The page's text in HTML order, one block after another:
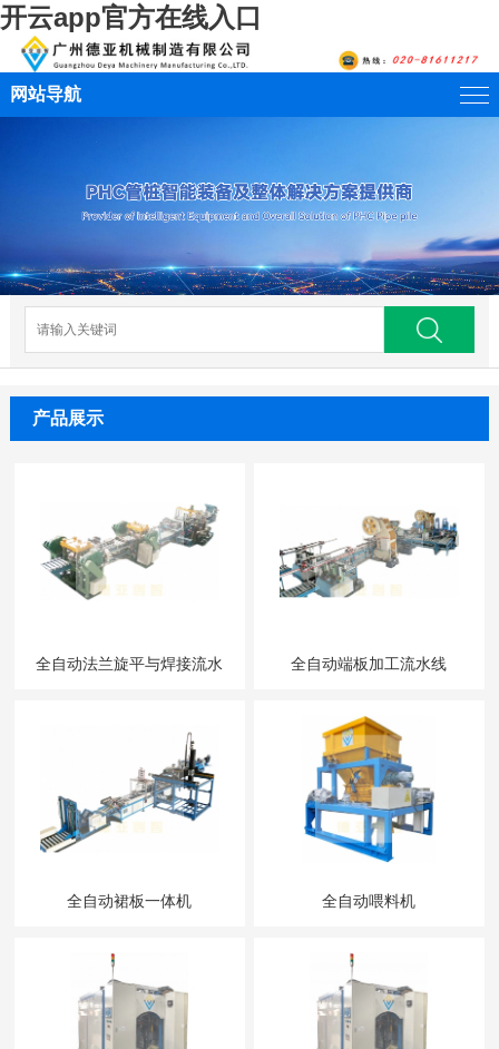
开云app官方在线入口
网站导航
产品展示
全自动法兰旋平与焊接流水 全自动端板加工流水线
全自动裙板一体机 全自动喂料机